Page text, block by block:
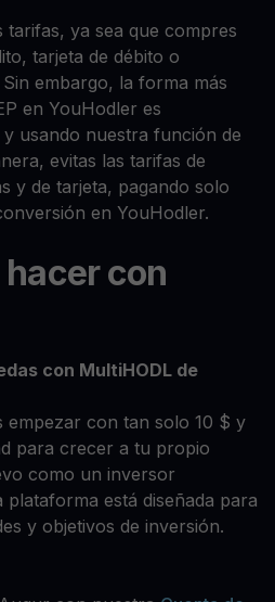
ya sea que compres
tarjeta de débito o
embargo, la forma más
en YouHodler es
usando nuestra función de
evitas las tarifas de
y de tarjeta, pagando solo
en YouHodler.
con
con MultiHODL de
empezar con tan solo 10 $ y
para crecer a tu propio
como un inversor
está diseñada para
y objetivos de inversión.